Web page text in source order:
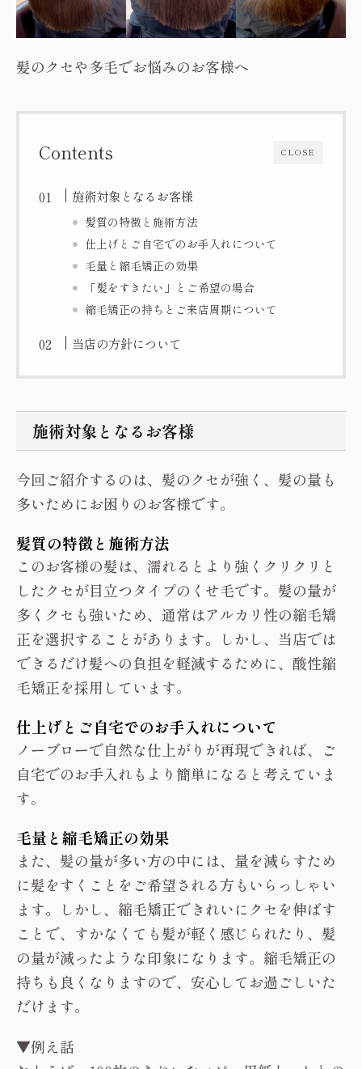
髪のクセや多毛でお悩みのお客様へ
CLOSE
Contents
施術対象となるお客様
髪質の特徴と施術方法
仕上げとご自宅でのお手入れについて
毛量と縮毛矯正の効果
「髪をすきたい」とご希望の場合
縮毛矯正の持ちとご来店周期について
当店の方針について
施術対象となるお客様
今回ご紹介するのは、髪のクセが強く、髪の量も
多いためにお困りのお客様です。
髪質の特徴と施術方法
このお客様の髪は、濡れるとより強くクリクリと
したクセが目立つタイプのくせ毛です。髪の量が
多くクセも強いため、通常はアルカリ性の縮毛矯
正を選択することがあります。しかし、当店では
できるだけ髪への負担を軽減するために、酸性縮
毛矯正を採用しています。
仕上げとご自宅でのお手入れについて
ノーブローで自然な仕上がりが再現できれば、ご
自宅でのお手入れもより簡単になると考えていま
す。
毛量と縮毛矯正の効果
また、髪の量が多い方の中には、量を減らすため
に髪をすくことをご希望される方もいらっしゃい
ます。しかし、縮毛矯正できれいにクセを伸ばす
ことで、すかなくても髪が軽く感じられたり、髪
の量が減ったような印象になります。縮毛矯正の
持ちも良くなりますので、安心してお過ごしいた
だけます。
▼例え話